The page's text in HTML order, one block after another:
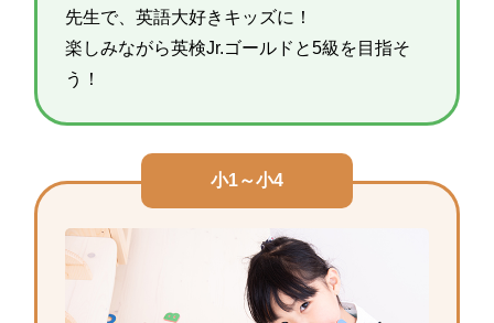
先生で、英語大好きキッズに！
楽しみながら英検Jr.ゴールドと5級を目指そ
う！
小1～小4